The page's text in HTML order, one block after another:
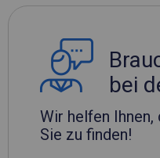
bei
Wir helfen
Sie zu finden!